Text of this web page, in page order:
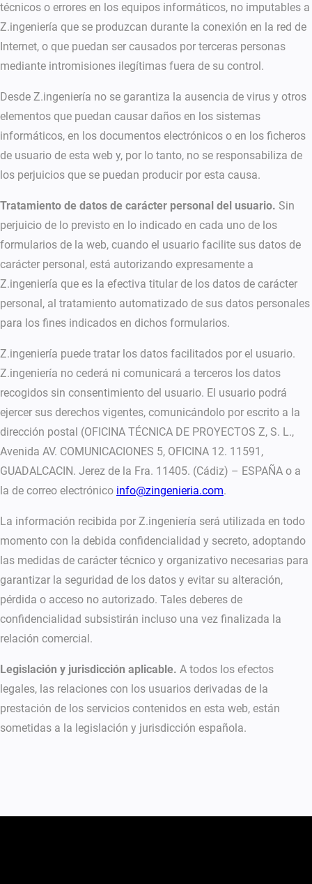
técnicos o errores en los equipos informáticos, no imputables a
Z.ingeniería que se produzcan durante la conexión en la red de
Internet, o que puedan ser causados por terceras personas
mediante intromisiones ilegítimas fuera de su control.
Desde Z.ingeniería no se garantiza la ausencia de virus y otros
elementos que puedan causar daños en los sistemas
informáticos, en los documentos electrónicos o en los ficheros
de usuario de esta web y, por lo tanto, no se responsabiliza de
los perjuicios que se puedan producir por esta causa.
Tratamiento de datos de carácter personal del usuario. Sin
perjuicio de lo previsto en lo indicado en cada uno de los
formularios de la web, cuando el usuario facilite sus datos de
carácter personal, está autorizando expresamente a
Z.ingeniería que es la efectiva titular de los datos de carácter
personal, al tratamiento automatizado de sus datos personales
para los fines indicados en dichos formularios.
Z.ingeniería puede tratar los datos facilitados por el usuario.
Z.ingeniería no cederá ni comunicará a terceros los datos
recogidos sin consentimiento del usuario. El usuario podrá
ejercer sus derechos vigentes, comunicándolo por escrito a la
dirección postal (OFICINA TÉCNICA DE PROYECTOS Z, S. L.,
Avenida AV. COMUNICACIONES 5, OFICINA 12. 11591,
GUADALCACIN. Jerez de la Fra. 11405. (Cádiz) – ESPAÑA o a
la de correo electrónico info@zingenieria.com.
La información recibida por Z.ingeniería será utilizada en todo
momento con la debida confidencialidad y secreto, adoptando
las medidas de carácter técnico y organizativo necesarias para
garantizar la seguridad de los datos y evitar su alteración,
pérdida o acceso no autorizado. Tales deberes de
confidencialidad subsistirán incluso una vez finalizada la
relación comercial.
Legislación y jurisdicción aplicable. A todos los efectos
legales, las relaciones con los usuarios derivadas de la
prestación de los servicios contenidos en esta web, están
sometidas a la legislación y jurisdicción española.